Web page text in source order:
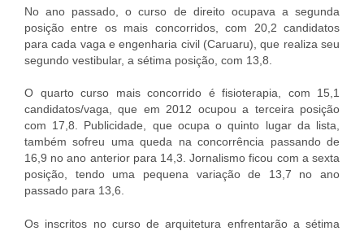
No ano passado, o curso de direito ocupava a segunda
posição entre os mais concorridos, com 20,2 candidatos
para cada vaga e engenharia civil (Caruaru), que realiza seu
segundo vestibular, a sétima posição, com 13,8.
O quarto curso mais concorrido é fisioterapia, com 15,1
candidatos/vaga, que em 2012 ocupou a terceira posição
com 17,8. Publicidade, que ocupa o quinto lugar da lista,
também sofreu uma queda na concorrência passando de
16,9 no ano anterior para 14,3. Jornalismo ficou com a sexta
posição, tendo uma pequena variação de 13,7 no ano
passado para 13,6.
Os inscritos no curso de arquitetura enfrentarão a sétima